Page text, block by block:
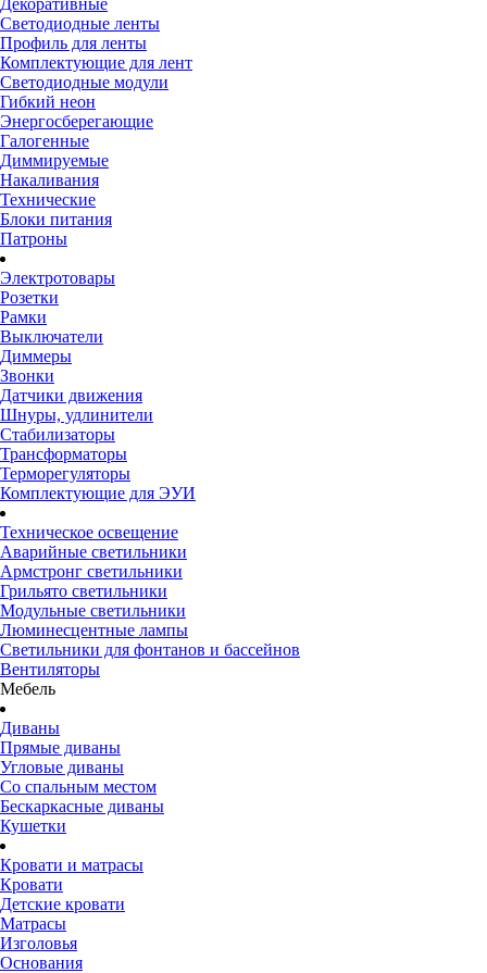
Декоративные
Светодиодные ленты
Профиль для ленты
Комплектующие для лент
Светодиодные модули
Гибкий неон
Энергосберегающие
Галогенные
Диммируемые
Накаливания
Технические
Блоки питания
Патроны
Электротовары
Розетки
Рамки
Выключатели
Диммеры
Звонки
Датчики движения
Шнуры, удлинители
Стабилизаторы
Трансформаторы
Терморегуляторы
Комплектующие для ЭУИ
Техническое освещение
Аварийные светильники
Армстронг светильники
Грильято светильники
Модульные светильники
Люминесцентные лампы
Светильники для фонтанов и бассейнов
Вентиляторы
Мебель
Диваны
Прямые диваны
Угловые диваны
Со спальным местом
Бескаркасные диваны
Кушетки
Кровати и матрасы
Кровати
Детские кровати
Матрасы
Изголовья
Основания